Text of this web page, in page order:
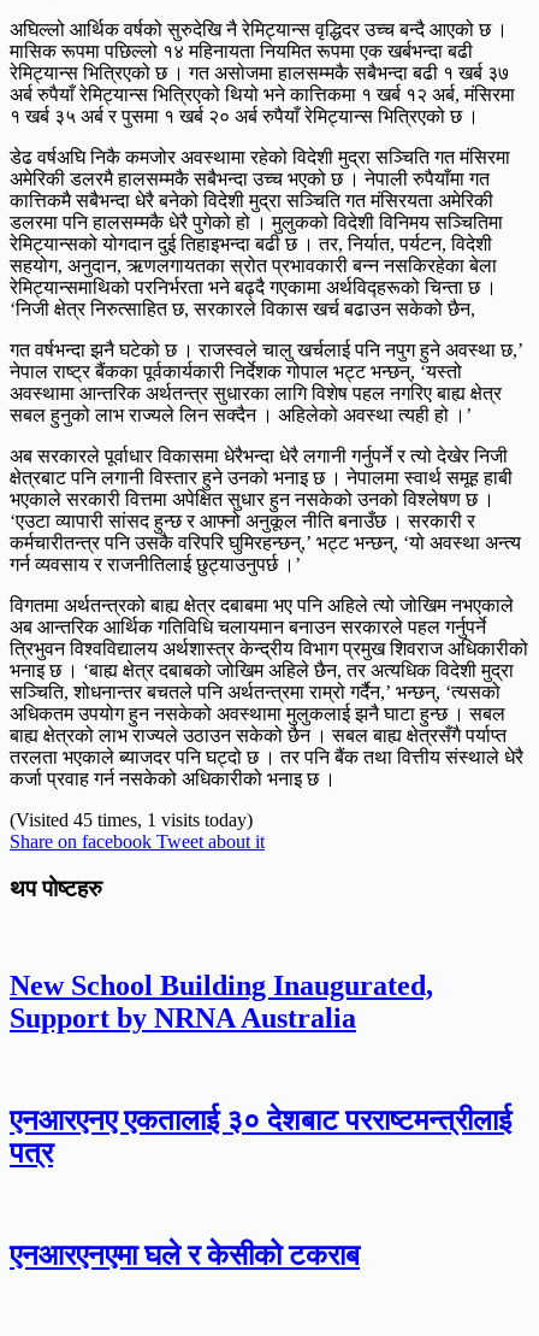
अघिल्लो आर्थिक वर्षको सुरुदेखि नै रेमिट्यान्स वृद्धिदर उच्च बन्दै आएको छ ।
मासिक रूपमा पछिल्लो १४ महिनायता नियमित रूपमा एक खर्बभन्दा बढी
रेमिट्यान्स भित्रिएको छ । गत असोजमा हालसम्मकै सबैभन्दा बढी १ खर्ब ३७
अर्ब रुपैयाँ रेमिट्यान्स भित्रिएको थियो भने कात्तिकमा १ खर्ब १२ अर्ब, मंसिरमा
१ खर्ब ३५ अर्ब र पुसमा १ खर्ब २० अर्ब रुपैयाँ रेमिट्यान्स भित्रिएको छ ।
डेढ वर्षअघि निकै कमजोर अवस्थामा रहेको विदेशी मुद्रा सञ्चिति गत मंसिरमा
अमेरिकी डलरमै हालसम्मकै सबैभन्दा उच्च भएको छ । नेपाली रुपैयाँमा गत
कात्तिकमै सबैभन्दा धेरै बनेको विदेशी मुद्रा सञ्चिति गत मंसिरयता अमेरिकी
डलरमा पनि हालसम्मकै धेरै पुगेको हो । मुलुकको विदेशी विनिमय सञ्चितिमा
रेमिट्यान्सको योगदान दुई तिहाइभन्दा बढी छ । तर, निर्यात, पर्यटन, विदेशी
सहयोग, अनुदान, ऋणलगायतका स्रोत प्रभावकारी बन्न नसकिरहेका बेला
रेमिट्यान्समाथिको परनिर्भरता भने बढ्दै गएकामा अर्थविद्हरूको चिन्ता छ ।
‘निजी क्षेत्र निरुत्साहित छ, सरकारले विकास खर्च बढाउन सकेको छैन,
गत वर्षभन्दा झनै घटेको छ । राजस्वले चालु खर्चलाई पनि नपुग हुने अवस्था छ,’
नेपाल राष्ट्र बैंकका पूर्वकार्यकारी निर्देशक गोपाल भट्ट भन्छन्, ‘यस्तो
अवस्थामा आन्तरिक अर्थतन्त्र सुधारका लागि विशेष पहल नगरिए बाह्य क्षेत्र
सबल हुनुको लाभ राज्यले लिन सक्दैन । अहिलेको अवस्था त्यही हो ।’
अब सरकारले पूर्वाधार विकासमा धेरैभन्दा धेरै लगानी गर्नुपर्ने र त्यो देखेर निजी
क्षेत्रबाट पनि लगानी विस्तार हुने उनको भनाइ छ । नेपालमा स्वार्थ समूह हाबी
भएकाले सरकारी वित्तमा अपेक्षित सुधार हुन नसकेको उनको विश्लेषण छ ।
‘एउटा व्यापारी सांसद हुन्छ र आफ्नो अनुकूल नीति बनाउँछ । सरकारी र
कर्मचारीतन्त्र पनि उसकै वरिपरि घुमिरहन्छन्,’ भट्ट भन्छन्, ‘यो अवस्था अन्त्य
गर्न व्यवसाय र राजनीतिलाई छुट्याउनुपर्छ ।’
विगतमा अर्थतन्त्रको बाह्य क्षेत्र दबाबमा भए पनि अहिले त्यो जोखिम नभएकाले
अब आन्तरिक आर्थिक गतिविधि चलायमान बनाउन सरकारले पहल गर्नुपर्ने
त्रिभुवन विश्वविद्यालय अर्थशास्त्र केन्द्रीय विभाग प्रमुख शिवराज अधिकारीको
भनाइ छ । ‘बाह्य क्षेत्र दबाबको जोखिम अहिले छैन, तर अत्यधिक विदेशी मुद्रा
सञ्चिति, शोधनान्तर बचतले पनि अर्थतन्त्रमा राम्रो गर्दैन,’ भन्छन्, ‘त्यसको
अधिकतम उपयोग हुन नसकेको अवस्थामा मुलुकलाई झनै घाटा हुन्छ । सबल
बाह्य क्षेत्रको लाभ राज्यले उठाउन सकेको छैन । सबल बाह्य क्षेत्रसँगै पर्याप्त
तरलता भएकाले ब्याजदर पनि घट्दो छ । तर पनि बैंक तथा वित्तीय संस्थाले धेरै
कर्जा प्रवाह गर्न नसकेको अधिकारीको भनाइ छ ।
(Visited 45 times, 1 visits today)
Share on facebook Tweet about it
थप पोष्टहरु
New School Building Inaugurated,
Support by NRNA Australia
एनआरएनए एकतालाई ३० देशबाट परराष्टमन्त्रीलाई
पत्र
एनआरएनएमा घले र केसीको टकराब